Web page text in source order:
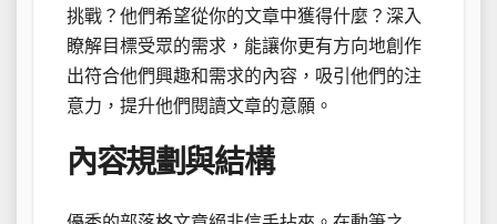
挑戰？他們希望從你的文章中獲得什麼？深入
瞭解目標受眾的需求，能讓你更有方向地創作
出符合他們興趣和需求的內容，吸引他們的注
意力，提升他們閱讀文章的意願。
內容規劃與結構